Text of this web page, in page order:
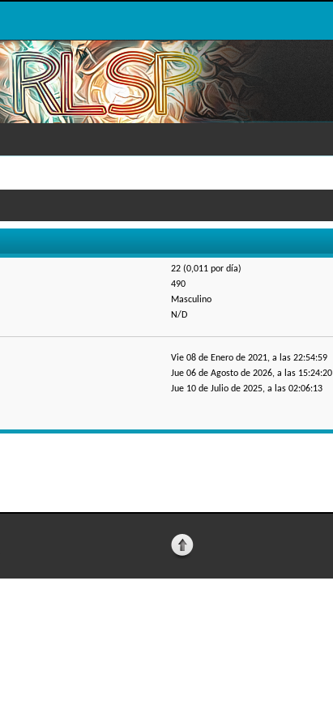
22 (0,011 por día)
490
Masculino
N/D
Vie 08 de Enero de 2021, a las 22:54:59
Jue 06 de Agosto de 2026, a las 15:24:20
Jue 10 de Julio de 2025, a las 02:06:13